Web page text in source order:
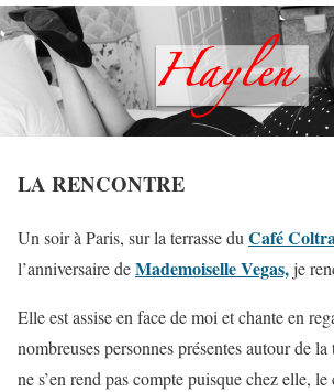
LA RENCONTRE
Un soir à Paris, sur la terrasse du Café
l’anniversaire deMademoiselle Vegas,je
Elle est assise en face de moi et chante en
nombreuses personnes présentes autour de
ne s’en rend pas compte puisque chez elle, le